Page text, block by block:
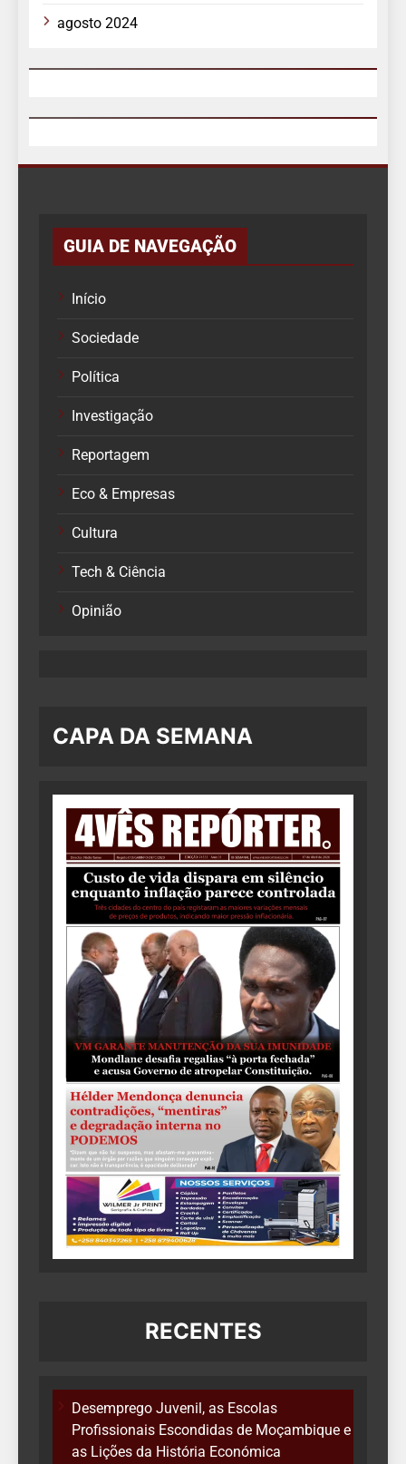
agosto 2024
GUIA DE NAVEGAÇÃO
Início
Sociedade
Política
Investigação
Reportagem
Eco & Empresas
Cultura
Tech & Ciência
Opinião
CAPA DA SEMANA
RECENTES
Desemprego Juvenil, as Escolas
Profissionais Escondidas de Moçambique e
as Lições da História Económica